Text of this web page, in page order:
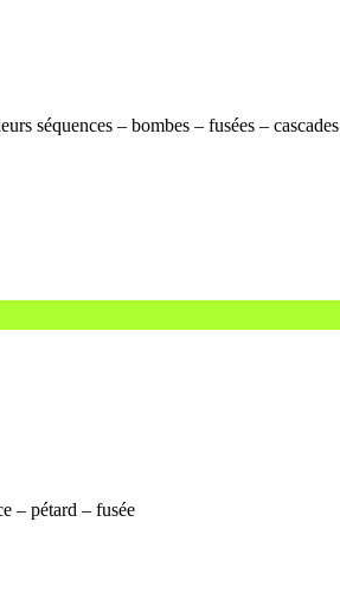
séquences – bombes – fusées – cascades
– pétard – fusée